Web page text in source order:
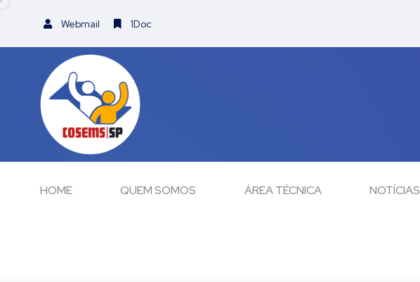
Webmail 1Doc
HOME QUEM SOMOS ÁREA TÉCNICA NOTÍCIAS